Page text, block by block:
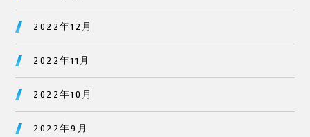
2022年12月
2022年11月
2022年10月
2022年9月